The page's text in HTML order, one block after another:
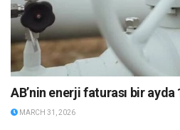
AB’nin enerji faturası bir
MARCH 31, 2026